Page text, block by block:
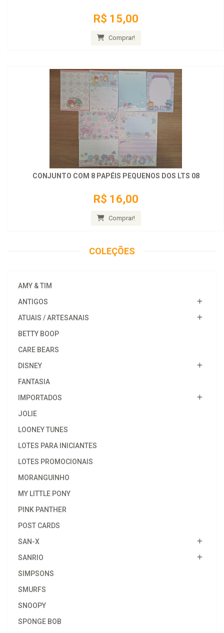
R$ 15,00
Comprar!
CONJUNTO COM 8 PAPÉIS PEQUENOS DOS LTS 08
R$ 16,00
Comprar!
COLEÇÕES
AMY & TIM
ANTIGOS
ATUAIS / ARTESANAIS
BETTY BOOP
CARE BEARS
DISNEY
FANTASIA
IMPORTADOS
JOLIE
LOONEY TUNES
LOTES PARA INICIANTES
LOTES PROMOCIONAIS
MORANGUINHO
MY LITTLE PONY
PINK PANTHER
POST CARDS
SAN-X
SANRIO
SIMPSONS
SMURFS
SNOOPY
SPONGE BOB